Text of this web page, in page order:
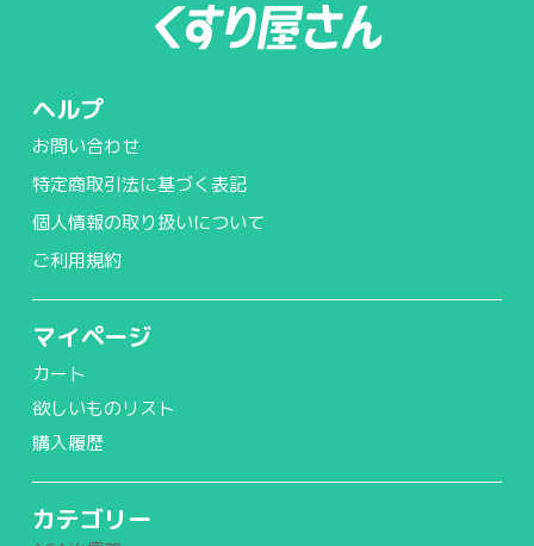
ヘルプ
お問い合わせ
特定商取引法に基づく表記
個人情報の取り扱いについて
ご利用規約
マイページ
カート
欲しいものリスト
購入履歴
カテゴリー